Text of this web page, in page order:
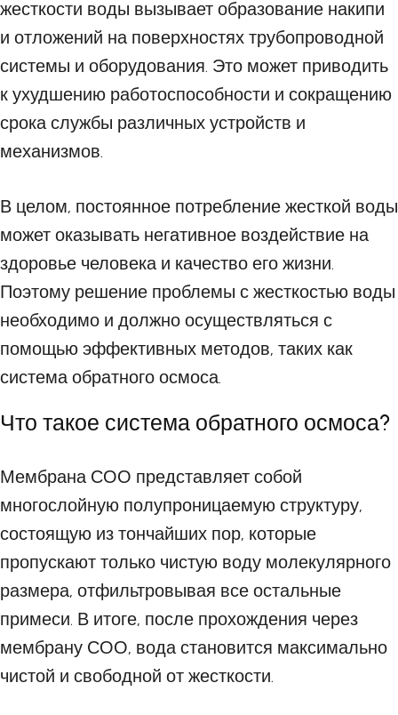
жесткости воды вызывает образование накипи
и отложений на поверхностях трубопроводной
системы и оборудования. Это может приводить
к ухудшению работоспособности и сокращению
срока службы различных устройств и
механизмов.
В целом, постоянное потребление жесткой воды
может оказывать негативное воздействие на
здоровье человека и качество его жизни.
Поэтому решение проблемы с жесткостью воды
необходимо и должно осуществляться с
помощью эффективных методов, таких как
система обратного осмоса.
Что такое система обратного осмоса?
Мембрана СОО представляет собой
многослойную полупроницаемую структуру,
состоящую из тончайших пор, которые
пропускают только чистую воду молекулярного
размера, отфильтровывая все остальные
примеси. В итоге, после прохождения через
мембрану СОО, вода становится максимально
чистой и свободной от жесткости.